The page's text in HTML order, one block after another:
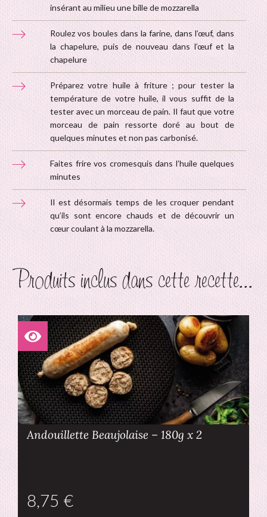
insérant au milieu une bille de mozzarella
Roulez vos boules dans la farine, dans l’œuf, dans
la chapelure, puis de nouveau dans l’œuf et la
chapelure
Préparez votre huile à friture ; pour tester la
température de votre huile, il vous suffit de la
tester avec un morceau de pain. Il faut que votre
morceau de pain ressorte doré au bout de
quelques minutes et non pas carbonisé.
Faites frire vos cromesquis dans l’huile quelques
minutes
Il est désormais temps de les croquer pendant
qu’ils sont encore chauds et de découvrir un
cœur coulant à la mozzarella.
Produits inclus dans cette recette...
Andouillette Beaujolaise – 180g x 2
€